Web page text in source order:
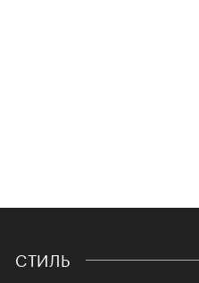
СТИЛЬ